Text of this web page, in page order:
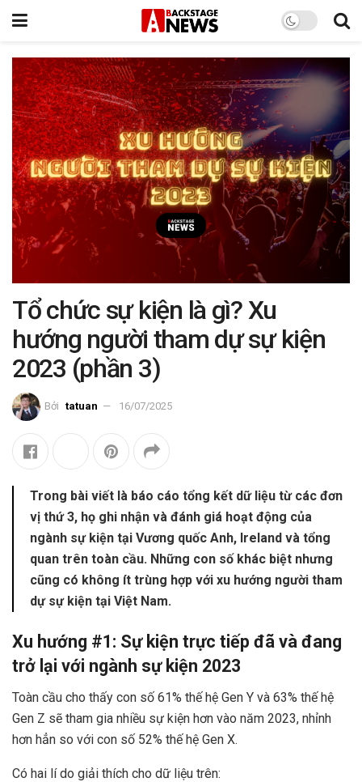
Tổ chức sự kiện là gì? Xu
hướng người tham dự sự kiện
2023 (phần 3)
Bởi tatuan 16/07/2025
Trong bài viết là báo cáo tổng kết dữ liệu từ các đơn
vị thứ 3, họ ghi nhận và đánh giá hoạt động của
ngành sự kiện tại Vương quốc Anh, Ireland và tổng
quan trên toàn cầu. Những con số khác biệt nhưng
cũng có không ít trùng hợp với xu hướng người tham
dự sự kiện tại Việt Nam.
Xu hướng #1: Sự kiện trực tiếp đã và đang
trở lại với ngành sự kiện 2023
Toàn cầu cho thấy con số 61% thế hệ Gen Y và 63% thế hệ
Gen Z sẽ tham gia nhiều sự kiện hơn vào năm 2023, nhỉnh
hơn hẳn so với con số 52% thế hệ Gen X.
Có hai lí do giải thích cho dữ liệu trên: